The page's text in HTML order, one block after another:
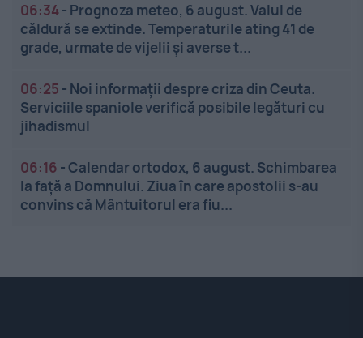
06:34- Prognoza meteo, 6 august. Valul de
căldură se extinde. Temperaturile ating 41 de
grade, urmate de vijelii și averse t...
06:25 - Noi informații despre criza din Ceuta.
Serviciile spaniole verifică posibile legături cu
jihadismul
06:16 -Calendar ortodox, 6 august. Schimbarea
la față a Domnului. Ziua în care apostolii s-au
convins că Mântuitorul era fiu...